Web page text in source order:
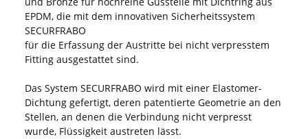
EPDM, die mit dem innovativen Sicherheitssystem
SECURFRABO
für die Erfassung der Austritte bei nicht verpresstem
Fitting ausgestattet sind.
Das System SECURFRABO wird mit einer Elastomer-
Dichtung gefertigt, deren patentierte Geometrie an den
Stellen, an denen die Verbindung nicht verpresst
wurde, Flüssigkeit austreten lässt.